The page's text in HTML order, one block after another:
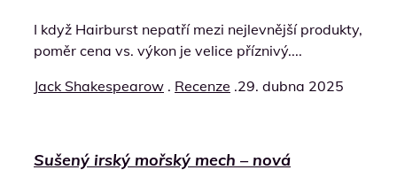
I když Hairburst nepatří mezi nejlevnější produkty,
poměr cena vs. výkon je velice příznivý....
Jack Shakespearow . Recenze .29. dubna 2025
Sušený irský mořský mech – nová